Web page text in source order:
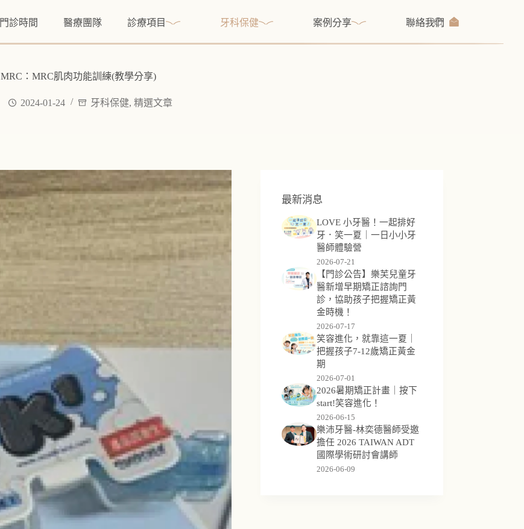
門診時間 醫療團隊 診療項目 牙科保健 案例分享 聯絡我們
MRC：MRC肌肉功能訓練(教學分享)
2024-01-24 牙科保健, 精選文章
最新消息
LOVE 小牙醫！一起排好
牙．笑一夏｜一日小小牙
醫師體驗營
2026-07-21
【門診公告】樂芙兒童牙
醫新增早期矯正諮詢門
診，協助孩子把握矯正黃
金時機！
2026-07-17
笑容進化，就靠這一夏｜
把握孩子7-12歲矯正黃金
期
2026-07-01
2026暑期矯正計畫｜按下
start!笑容進化！
2026-06-15
樂沛牙醫-林奕德醫師受邀
擔任 2026 TAIWAN ADT
國際學術研討會講師
2026-06-09